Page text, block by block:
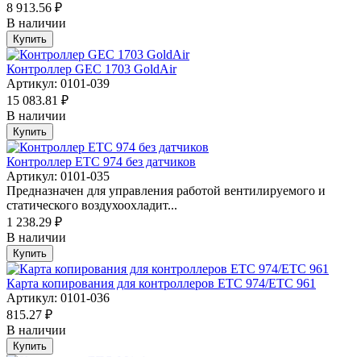
8 913.56 ₽
В наличии
Купить
Контроллер GEC 1703 GoldAir
Артикул: 0101-039
15 083.81 ₽
В наличии
Купить
Контроллер ETC 974 без датчиков
Артикул: 0101-035
Предназначен для управления работой вентилируемого и
статического воздухоохладит...
1 238.29 ₽
В наличии
Купить
Карта копирования для контроллеров ETC 974/ETC 961
Артикул: 0101-036
815.27 ₽
В наличии
Купить